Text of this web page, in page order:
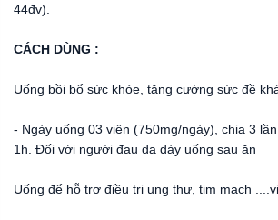
44đv).
CÁCH DÙNG :
Uống bồi bổ sức khỏe, tăng cường sức đề
- Ngày uống 03 viên (750mg/ngày), chia 3
1h. Đối với người đau dạ dày uống sau ăn
Uống để hỗ trợ điều trị ung thư, tim mạch